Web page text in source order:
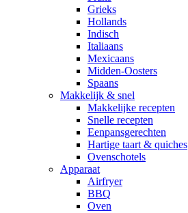
Grieks
Hollands
Indisch
Italiaans
Mexicaans
Midden-Oosters
Spaans
Makkelijk & snel
Makkelijke recepten
Snelle recepten
Eenpansgerechten
Hartige taart & quiches
Ovenschotels
Apparaat
Airfryer
BBQ
Oven